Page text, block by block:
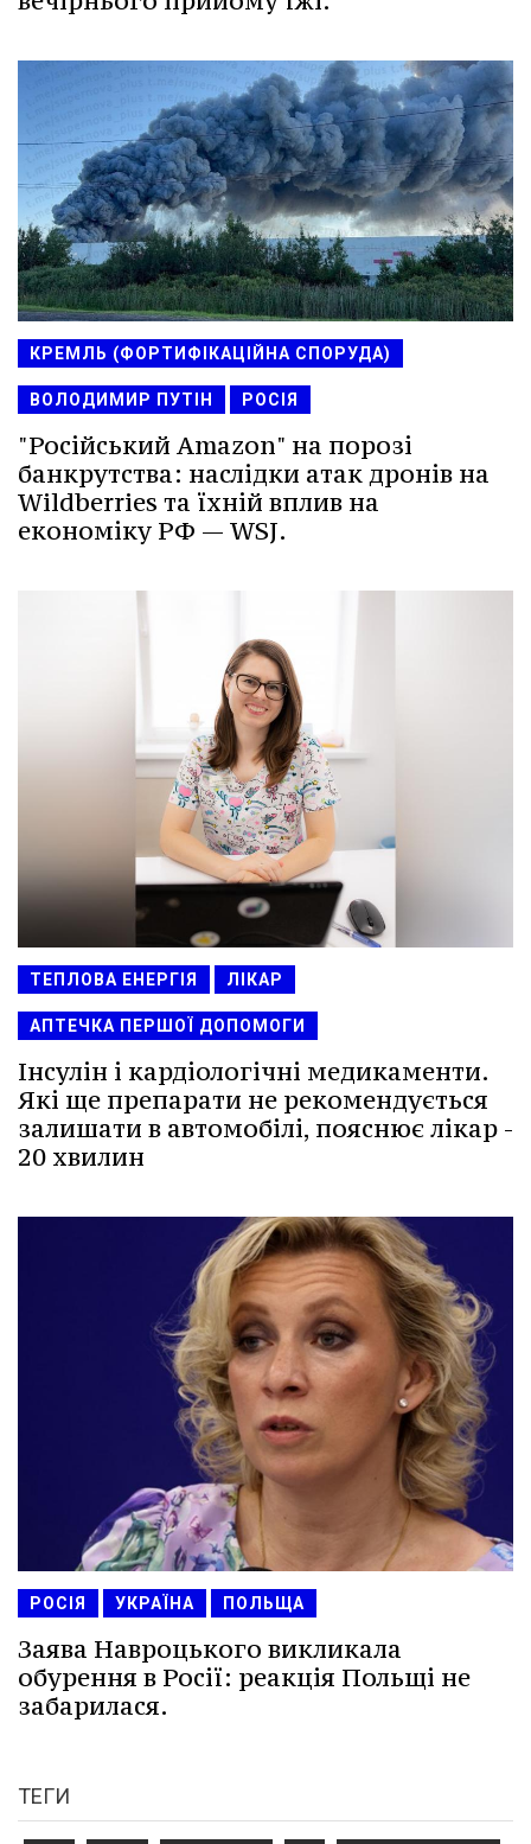
КРЕМЛЬ (ФОРТИФІКАЦІЙНА СПОРУДА)
ВОЛОДИМИР ПУТІН РОСІЯ
"Російський Amazon" на порозі
банкрутства: наслідки атак дронів на
Wildberries та їхній вплив на
економіку РФ — WSJ.
ТЕПЛОВА ЕНЕРГІЯ ЛІКАР
АПТЕЧКА ПЕРШОЇ ДОПОМОГИ
Інсулін і кардіологічні медикаменти.
Які ще препарати не рекомендується
залишати в автомобілі, пояснює лікар -
20 хвилин
РОСІЯ УКРАЇНА ПОЛЬЩА
Заява Навроцького викликала
обурення в Росії: реакція Польщі не
забарилася.
ТЕГИ